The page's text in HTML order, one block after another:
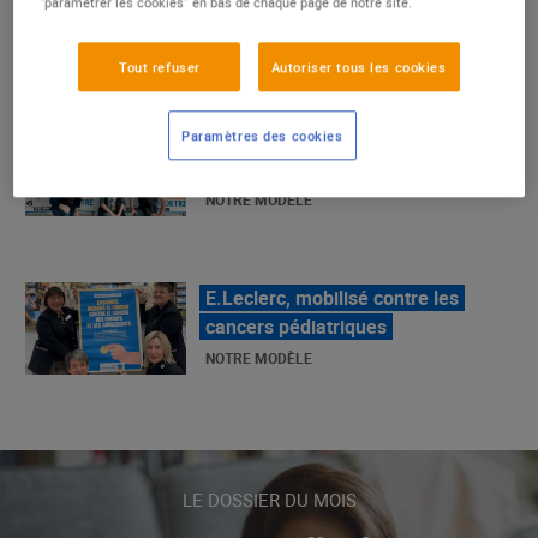
La Grande Rencontre 2024, encore
un succès
NOTRE MODÈLE
E.Leclerc, mobilisé contre les
LE MOUVEMENT E.LECLERC ET
« Repérage » - La nouvelle revue de
LE DOSSIER DU MOIS
Tout refuser Autoriser tous les cookies
Paramètres des cookies